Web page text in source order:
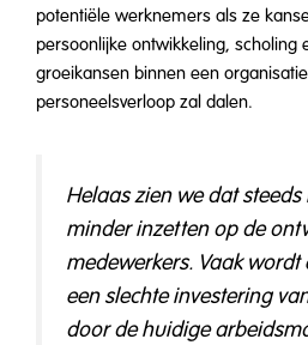
potentiële werknemers als ze
persoonlijke ontwikkeling, scholing
groeikansen binnen een
personeelsverloop zal dalen.
Helaas zien we dat
minder inzetten op de
medewerkers. Vaak
een slechte investering
door de huidige